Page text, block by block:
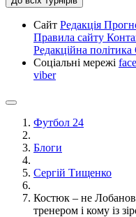
Сайт Редакція
Правила сайту
Редакційна політика
Соціальні мережі
viber
Футбол 24
Блоги
Сергій Тищенко
Костюк – не
тренером і кому із